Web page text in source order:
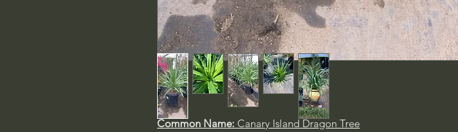
Common Name: Canary Island Dragon Tree